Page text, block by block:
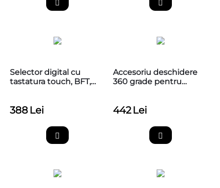
Selector digital cu
tastatura touch, BFT,
388 Lei
Accesoriu deschidere
360 grade pentru
Nice M-FAB, MEA1
442 Lei